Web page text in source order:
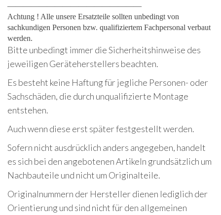
—————————————————
Achtung ! Alle unsere Ersatzteile sollten unbedingt von
sachkundigen Personen bzw. qualifiziertem Fachpersonal verbaut
werden.
Bitte unbedingt immer die Sicherheitshinweise des
jeweiligen Geräteherstellers beachten.
Es besteht keine Haftung für jegliche Personen- oder
Sachschäden, die durch unqualifizierte Montage
entstehen.
Auch wenn diese erst später festgestellt werden.
Sofern nicht ausdrücklich anders angegeben, handelt
es sich bei den angebotenen Artikeln grundsätzlich um
Nachbauteile und nicht um Originalteile.
Originalnummern der Hersteller dienen lediglich der
Orientierung und sind nicht für den allgemeinen